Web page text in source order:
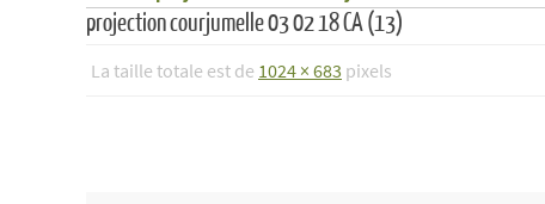
projection courjumelle 03 02 18 CA (13)
La taille totale est de 1024 × 683 pixels